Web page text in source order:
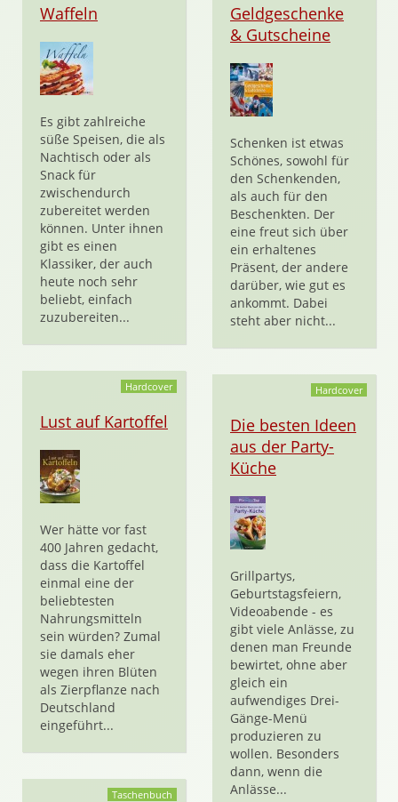
Waffeln
Es gibt zahlreiche
süße Speisen, die als
Nachtisch oder als
Snack für
zwischendurch
zubereitet werden
können. Unter ihnen
gibt es einen
Klassiker, der auch
heute noch sehr
beliebt, einfach
zuzubereiten...
Geldgeschenke
& Gutscheine
Schenken ist etwas
Schönes, sowohl für
den Schenkenden,
als auch für den
Beschenkten. Der
eine freut sich über
ein erhaltenes
Präsent, der andere
darüber, wie gut es
ankommt. Dabei
steht aber nicht...
Hardcover
Lust auf Kartoffel
Wer hätte vor fast
400 Jahren gedacht,
dass die Kartoffel
einmal eine der
beliebtesten
Nahrungsmitteln
sein würden? Zumal
sie damals eher
wegen ihren Blüten
als Zierpflanze nach
Deutschland
eingeführt...
Hardcover
Die besten Ideen
aus der Party-
Küche
Grillpartys,
Geburtstagsfeiern,
Videoabende - es
gibt viele Anlässe, zu
denen man Freunde
bewirtet, ohne aber
gleich ein
aufwendiges Drei-
Gänge-Menü
produzieren zu
wollen. Besonders
dann, wenn die
Anlässe...
Taschenbuch